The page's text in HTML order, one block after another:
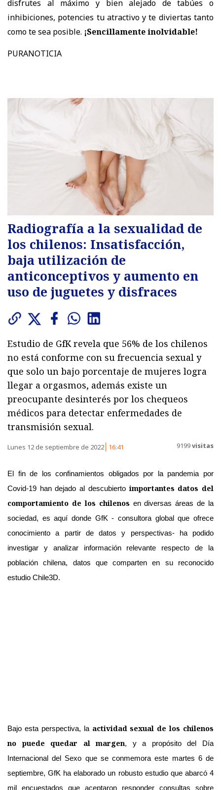
disfrutes al máximo y bien alejado de tabúes o
inhibiciones, potencies tu atractivo y te diviertas tanto
como te sea posible. ¡Sencillamente inolvidable!
PURANOTICIA
Radiografía a la sexualidad de
los chilenos: Insatisfacción,
baja utilización de
anticonceptivos y aumento en
uso de juguetes y disfraces
Estudio de GfK revela que 56% de los chilenos
no está conforme con su frecuencia sexual y
que solo un bajo porcentaje de mujeres logra
llegar a orgasmos, además existe un
preocupante desinterés por los chequeos
médicos para detectar enfermedades de
transmisión sexual.
Lunes 12 de septiembre de 2022 16:41 9199visitas
El fin de los confinamientos obligados por la pandemia por
Covid-19 han dejado al descubiertoimportantes datos del
comportamiento de los chilenos en diversas áreas de la
sociedad, es aquí donde GfK - consultora global que ofrece
conocimiento a partir de datos y perspectivas- ha podido
investigar y analizar información relevante respecto de la
población chilena, datos que comparten en su reconocido
estudio Chile3D.
Bajo esta perspectiva, la actividad sexual de los chilenos
no puede quedar al margen, y a propósito del
Día
Internacional del Sexo que se conmemora este martes 6 de
septiembre, GfK ha elaborado un robusto estudio que abarcó 4
mil encuestados que aceptaron responder consultas sobre